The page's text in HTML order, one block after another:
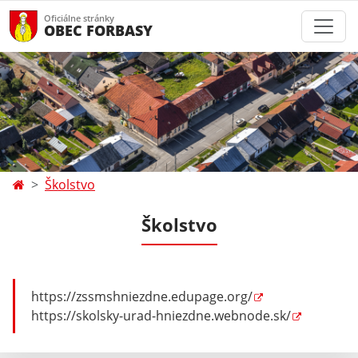
Oficiálne stránky
OBEC FORBASY
Školstvo
Školstvo
https://zssmshniezdne.edupage.org/
https://skolsky-urad-hniezdne.webnode.sk/